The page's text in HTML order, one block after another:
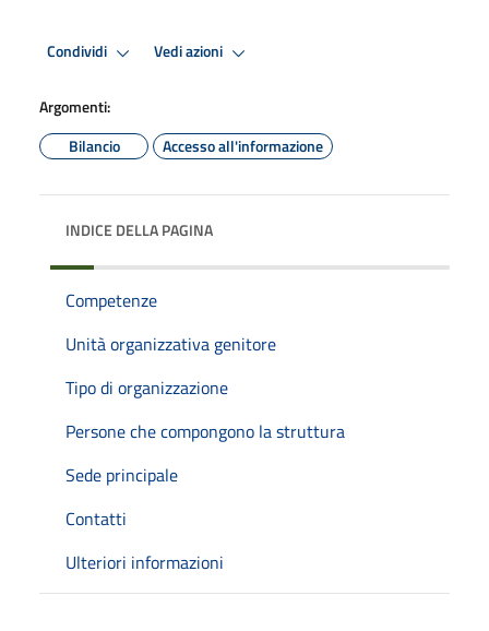
Condividi Vedi azioni
Argomenti:
Bilancio
Accesso all'informazione
INDICE DELLA PAGINA
Competenze
Unità organizzativa genitore
Tipo di organizzazione
Persone che compongono la struttura
Sede principale
Contatti
Ulteriori informazioni